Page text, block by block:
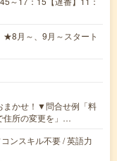
★8月～、9月～スタート
まかせ！▼問合せ例「料
住所の変更を」…
ンスキル不要 / 英語力